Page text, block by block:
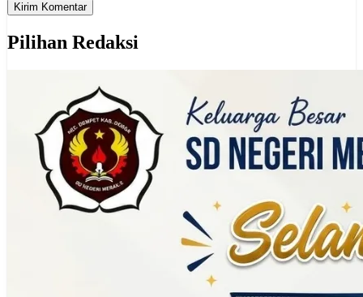
Kirim Komentar
Pilihan Redaksi